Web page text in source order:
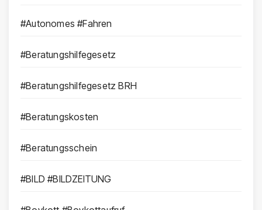
#Autonomes #Fahren
#Beratungshilfegesetz
#Beratungshilfegesetz BRH
#Beratungskosten
#Beratungsschein
#BILD #BILDZEITUNG